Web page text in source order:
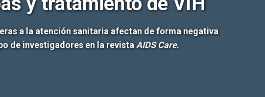
a la atención sanitaria afectan de forma negativa
de investigadores en la revistaAIDS Care.